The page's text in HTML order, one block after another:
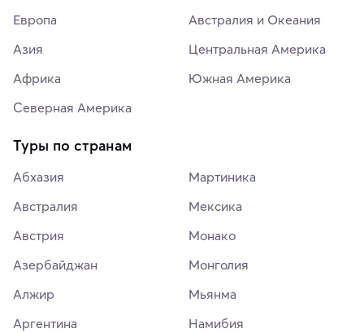
Европа
Азия
Африка
Северная Америка
Австралия и Океания
Центральная Америка
Южная Америка
Туры по странам
Абхазия
Австралия
Австрия
Азербайджан
Алжир
Аргентина
Мартиника
Мексика
Монако
Монголия
Мьянма
Намибия